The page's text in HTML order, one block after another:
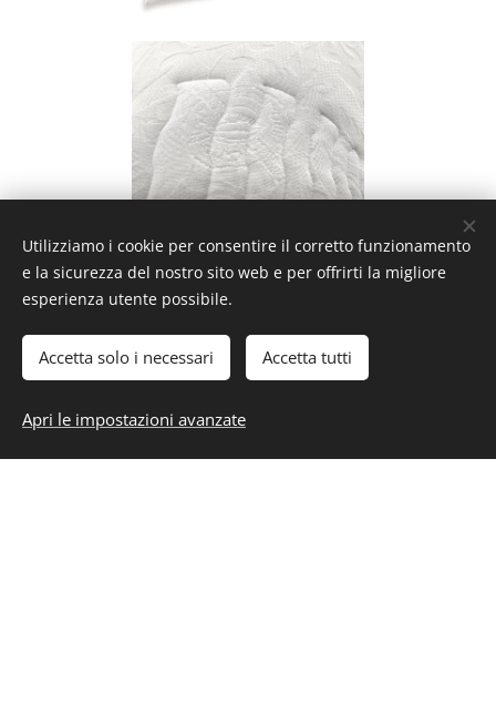
RICHIEDI MAGGIORI INFORMAZIONI
Nome e Cognome
Utilizziamo i cookie per consentire il corretto funzionamento
e la sicurezza del nostro sito web e per offrirti la migliore
esperienza utente possibile.
Accetta solo i necessari Accetta tutti
Apri le impostazioni avanzate